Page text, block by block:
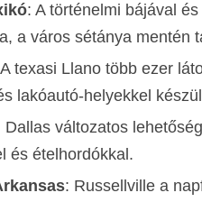
: A történelmi bájával
a város sétánya mentén
texasi Llano több ezer
lakóautó-helyekkel
Dallas változatos
és ételhordókkal.
: Russellville a